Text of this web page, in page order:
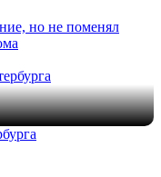
но не поменял